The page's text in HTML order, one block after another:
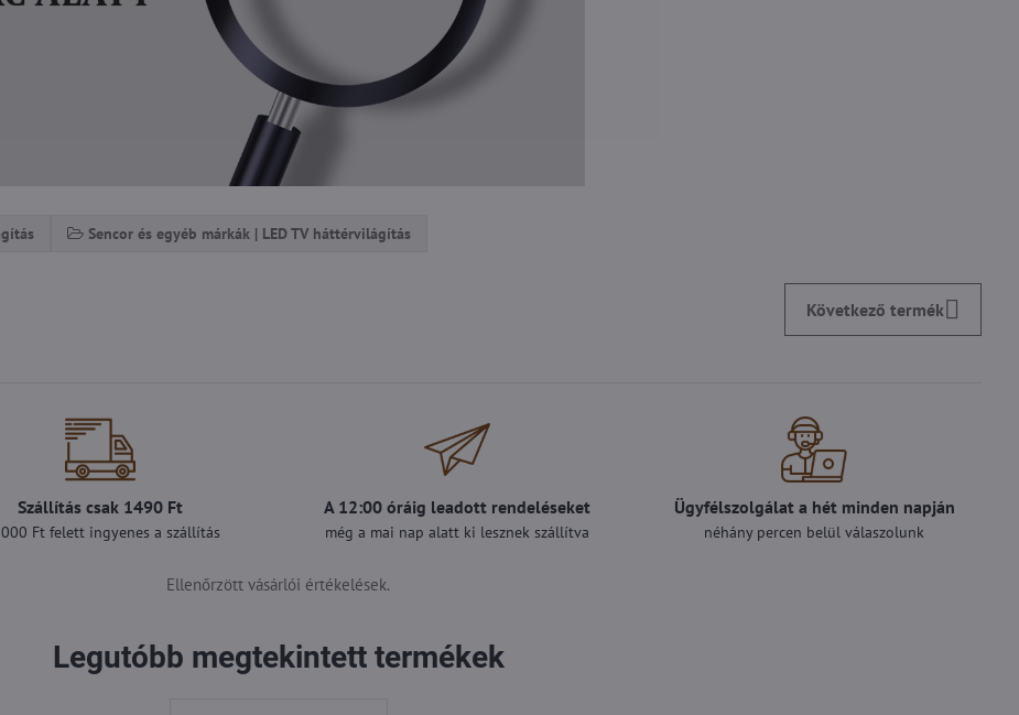
Sencor és egyéb márkák | LED TV háttérvilágítás
Következő termék
Szállítás csak 1490 Ft
Ft felett ingyenes a szállítás
A 12:00 óráig leadott rendeléseket
még a mai nap alatt ki lesznek szállítva
Ügyfélszolgálat a hét minden napján
néhány percen belül válaszolunk
Ellenőrzött vásárlói értékelések.
Legutóbb megtekintett termékek